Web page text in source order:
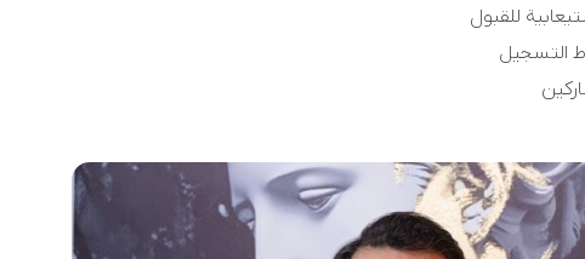
للقبول
التسجيل